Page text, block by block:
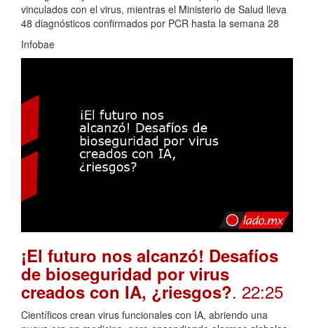
vinculados con el virus, mientras el Ministerio de Salud lleva
48 diagnósticos confirmados por PCR hasta la semana 28
Infobae
¡El futuro nos alcanzó! Desafíos
de bioseguridad por virus
creados con IA, ¿riesgos?. 22:25
Científicos crean virus funcionales con IA, abriendo una